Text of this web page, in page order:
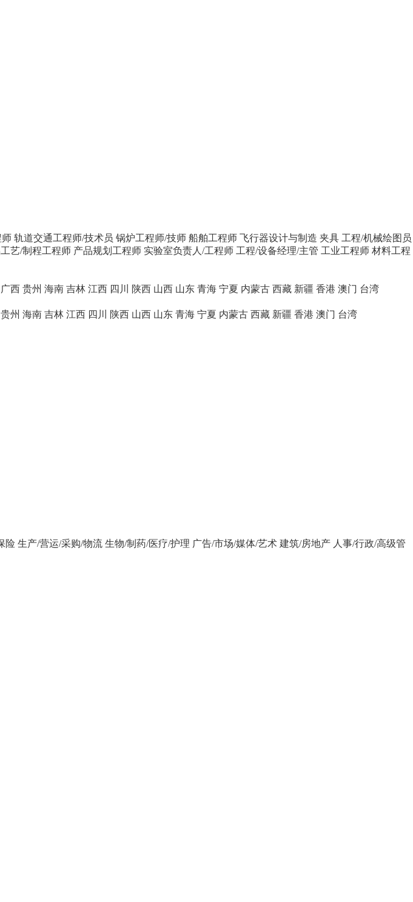
师 轨道交通工程师/技术员 锅炉工程师/技师 船舶工程师 飞行器设计与制造 夹具 工程/机械绘图员
艺/制程工程师 产品规划工程师 实验室负责人/工程师 工程/设备经理/主管 工业工程师 材料工程
广西 贵州 海南 吉林 江西 四川 陕西 山西 山东 青海 宁夏 内蒙古 西藏 新疆 香港 澳门 台湾
贵州 海南 吉林 江西 四川 陕西 山西 山东 青海 宁夏 内蒙古 西藏 新疆 香港 澳门 台湾
险 生产/营运/采购/物流 生物/制药/医疗/护理 广告/市场/媒体/艺术 建筑/房地产 人事/行政/高级管